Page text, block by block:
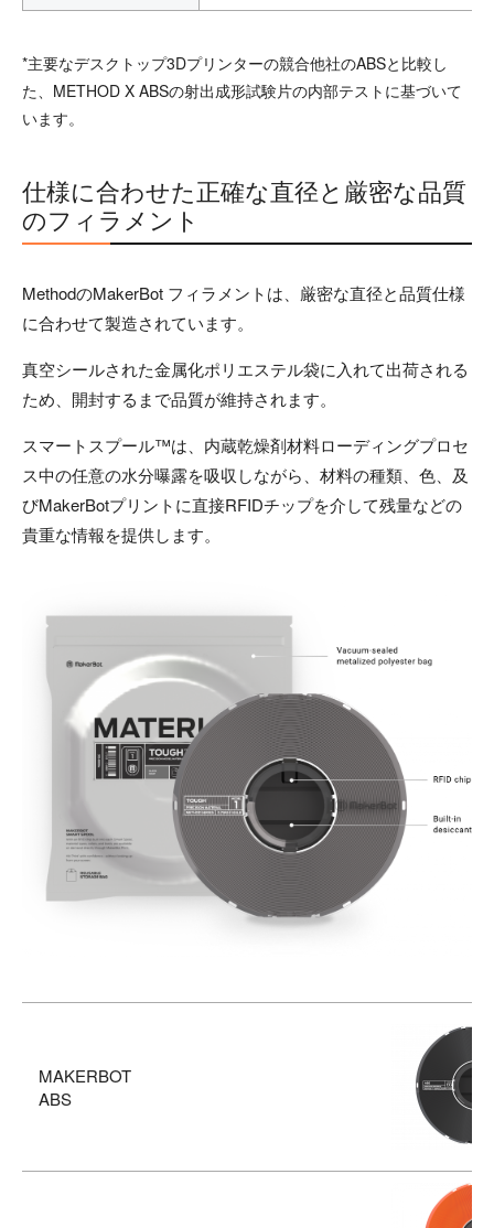
*主要なデスクトップ3Dプリンターの競合他社のABSと比較し
た、METHOD X ABSの射出成形試験片の内部テストに基づいて
います。
仕様に合わせた正確な直径と厳密な品質
のフィラメント
MethodのMakerBot フィラメントは、厳密な直径と品質仕様
に合わせて製造されています。
真空シールされた金属化ポリエステル袋に入れて出荷される
ため、開封するまで品質が維持されます。
スマートスプール™は、内蔵乾燥剤材料ローディングプロセ
ス中の任意の水分曝露を吸収しながら、材料の種類、色、及
びMakerBotプリントに直接RFIDチップを介して残量などの
貴重な情報を提供します。
MAKERBOT
ABS